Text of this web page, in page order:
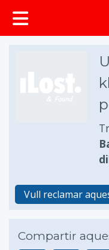
Vull reclamar
Compartir